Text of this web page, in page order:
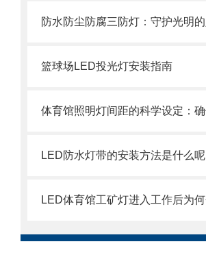
篮球场LED投光灯安装指南
LED防水灯带的安装方法是什么呢